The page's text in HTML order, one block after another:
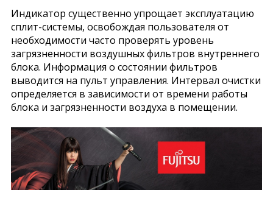
Индикатор существенно упрощает эксплуатацию
сплит-системы, освобождая пользователя от
необходимости часто проверять уровень
загрязненности воздушных фильтров внутреннего
блока. Информация о состоянии фильтров
выводится на пульт управления. Интервал очистки
определяется в зависимости от времени работы
блока и загрязненности воздуха в помещении.